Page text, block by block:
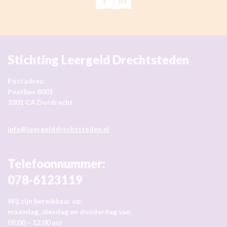
Stichting Leergeld Drechtsteden
Postadres:
Postbus 8001
3301 CA Dordrecht
info@leergelddrechtsteden.nl
Telefoonnummer:
078-6123119
Wij zijn bereikbaar op:
maandag, dinsdag en donderdag van:
09.00 – 12.00 uur